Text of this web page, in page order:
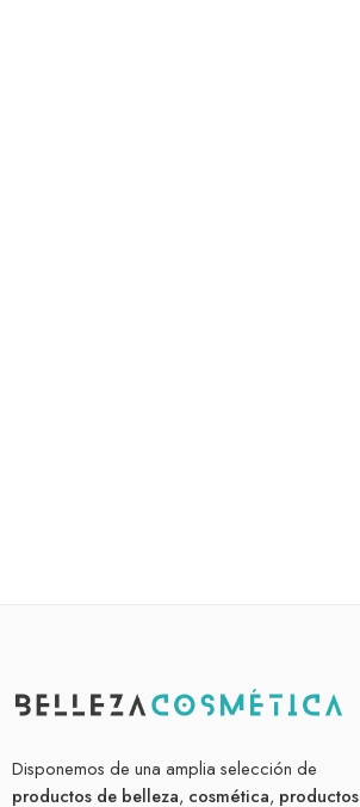
Disponemos de una amplia selección de
productos de belleza, cosmética, productos